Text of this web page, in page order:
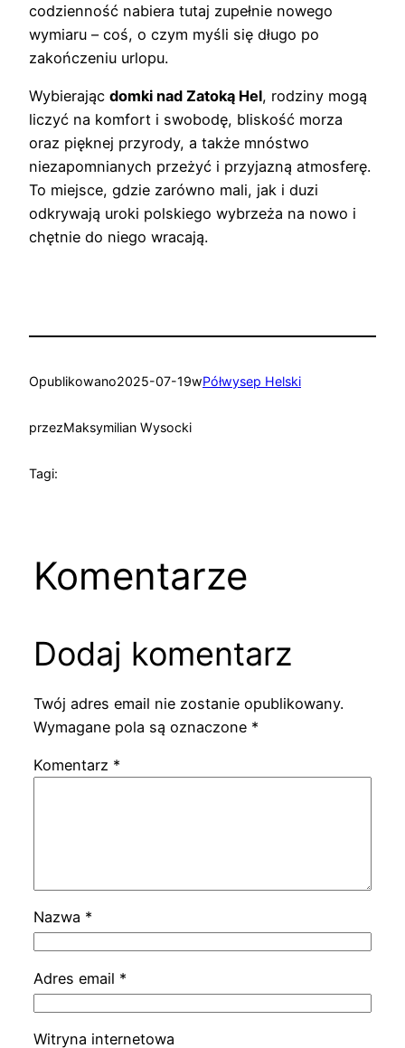
codzienność nabiera tutaj zupełnie nowego
wymiaru – coś, o czym myśli się długo po
zakończeniu urlopu.
Wybierając domki nad Zatoką Hel, rodziny mogą
liczyć na komfort i swobodę, bliskość morza
oraz pięknej przyrody, a także mnóstwo
niezapomnianych przeżyć i przyjazną atmosferę.
To miejsce, gdzie zarówno mali, jak i duzi
odkrywają uroki polskiego wybrzeża na nowo i
chętnie do niego wracają.
Opublikowano2025-07-19wPółwysep Helski
przezMaksymilian Wysocki
Tagi:
Komentarze
Dodaj komentarz
Twój adres email nie zostanie opublikowany.
Wymagane pola są oznaczone *
Komentarz *
Nazwa *
Adres email *
Witryna internetowa